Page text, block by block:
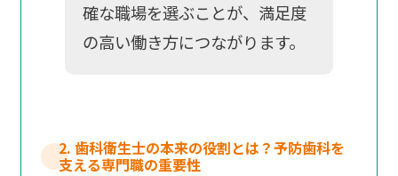
確な職場を選ぶことが、満足度
の高い働き方につながります。
2. 歯科衛生士の本来の役割とは？予防歯科を
支える専門職の重要性